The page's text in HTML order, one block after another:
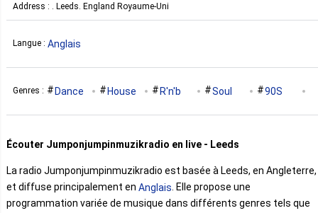
Address : . Leeds. England Royaume-Uni
Langue : Anglais
Genres : Dance House R'n'b Soul 90S
Écouter Jumponjumpinmuzikradio en live - Leeds
La radio Jumponjumpinmuzikradio est basée à Leeds, en Angleterre,
et diffuse principalement en Anglais . Elle propose une
programmation variée de musique dans différents genres tels que